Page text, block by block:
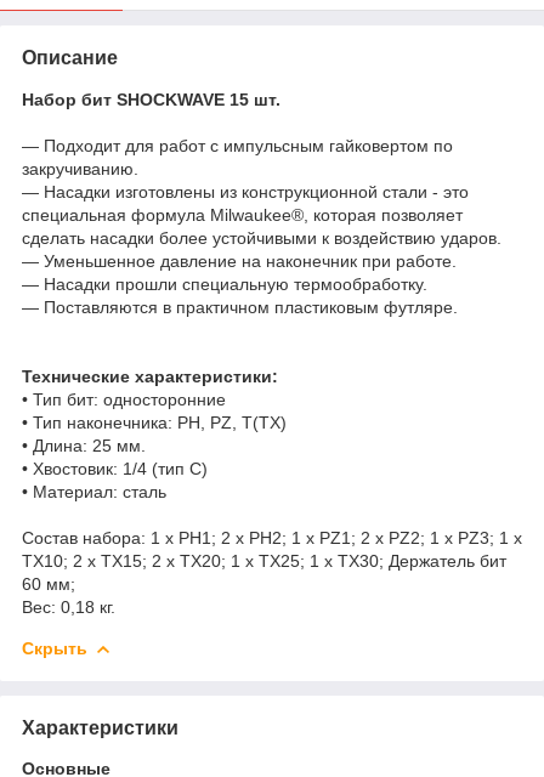
Описание
Набор бит SHOCKWAVE 15 шт.
— Подходит для работ с импульсным гайковертом по
закручиванию.
— Насадки изготовлены из конструкционной стали - это
специальная формула Milwaukee®, которая позволяет
сделать насадки более устойчивыми к воздействию ударов.
— Уменьшенное давление на наконечник при работе.
— Насадки прошли специальную термообработку.
— Поставляются в практичном пластиковым футляре.
Технические характеристики:
• Тип бит: односторонние
• Тип наконечника: PH, PZ, T(TX)
• Длина: 25 мм.
• Хвостовик: 1/4 (тип С)
• Материал: сталь
Состав набора: 1 x PH1; 2 x PH2; 1 x PZ1; 2 x PZ2; 1 x PZ3; 1 x
TX10; 2 x TX15; 2 x TX20; 1 x TX25; 1 x TX30; Держатель бит
60 мм;
Вес: 0,18 кг.
Скрыть
Характеристики
Основные